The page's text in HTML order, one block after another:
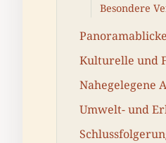
Besondere
Kulturelle und
Nahegelegene
Umwelt- und